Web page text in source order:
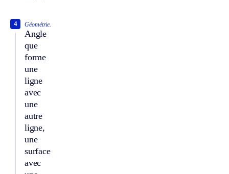
Géométrie.
Angle
que
forme
une
ligne
avec
une
autre
ligne,
une
surface
avec
4